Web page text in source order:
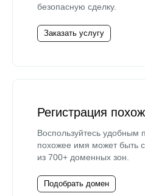
безопасную сделку.
Заказать услугу
Регистрация
Воспользуйтесь
похожее имя может быть
из 700+ доменных зон.
Подобрать домен